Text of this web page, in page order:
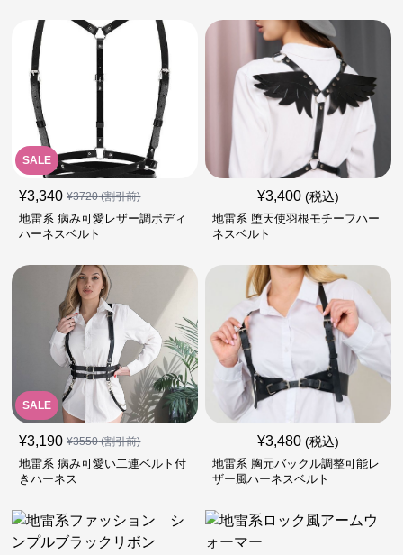
SALE
¥3,340 ¥3720(割引前)
地雷系 病み可愛レザー調ボディ
ハーネスベルト
¥3,400 (税込)
地雷系 堕天使羽根モチーフハー
ネスベルト
SALE
¥3,190 ¥3550(割引前)
地雷系 病み可愛い二連ベルト付
きハーネス
¥3,480 (税込)
地雷系 胸元バックル調整可能レ
ザー風ハーネスベルト